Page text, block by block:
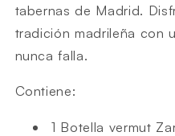
tabernas de Madrid.
tradición madrileña con
nunca falla.
Contiene:
1 Botella vermut